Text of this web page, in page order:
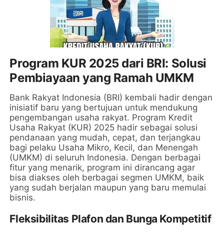
Program KUR 2025 dari BRI: Solusi
Pembiayaan yang Ramah UMKM
Bank Rakyat Indonesia (BRI) kembali hadir dengan
inisiatif baru yang bertujuan untuk mendukung
pengembangan usaha rakyat. Program Kredit
Usaha Rakyat (KUR) 2025 hadir sebagai solusi
pendanaan yang mudah, cepat, dan terjangkau
bagi pelaku Usaha Mikro, Kecil, dan Menengah
(UMKM) di seluruh Indonesia. Dengan berbagai
fitur yang menarik, program ini dirancang agar
bisa diakses oleh berbagai segmen UMKM, baik
yang sudah berjalan maupun yang baru memulai
bisnis.
Fleksibilitas Plafon dan Bunga Kompetitif